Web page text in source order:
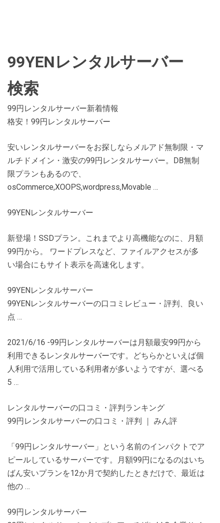
99YENレンタルサーバー
検索
99円レンタルサーバー新着情報
格安！99円レンタルサーバー
安いレンタルサーバーをお探しならメルアド無制限・マ
ルチドメイン・激安の99円レンタルサーバー。DB無制
限プランもあるので、
osCommerce,XOOPS,wordpress,Movable …
99YENレンタルサーバー
新登場！SSDプラン。これまでより高機能なのに、月額
99円から。 ワードプレスなど、ファイルアクセスが多
い場合にもサイト表示を高速化します。
99YENレンタルサーバー
99YENレンタルサーバーの口コミレビュー・評判、良い
点 …
2021/6/16 -99円レンタルサーバーは月額最安99円から
利用できるレンタルサーバーです。どちらかといえば個
人利用で活用している利用者が多いようですが、選べる
5 …
レンタルサーバーの口コミ・評判ランキング
99円レンタルサーバーの口コミ・評判 ｜ みん評
「99円レンタルサーバー」という名前のインパクトでア
ピールしているサーバーです。月額99円になるのはいち
ばん安いプランを12か月で契約したときだけで、最近は
他の …
99円レンタルサーバー